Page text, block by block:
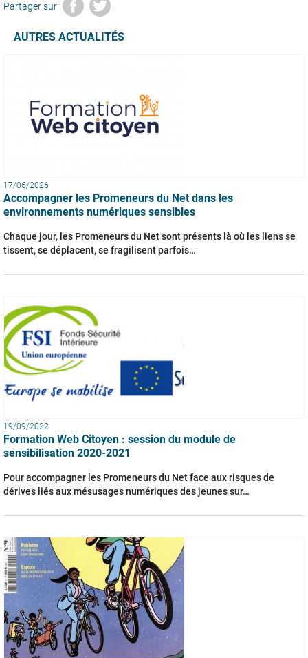
Partager sur
AUTRES ACTUALITÉS
17/06/2026
Accompagner les Promeneurs du Net dans les
environnements numériques sensibles
Chaque jour, les Promeneurs du Net sont présents là où les liens se
tissent, se déplacent, se fragilisent parfois…
19/09/2022
Formation Web Citoyen : session du module de
sensibilisation 2020-2021
Pour accompagner les Promeneurs du Net face aux risques de
dérives liés aux mésusages numériques des jeunes sur…